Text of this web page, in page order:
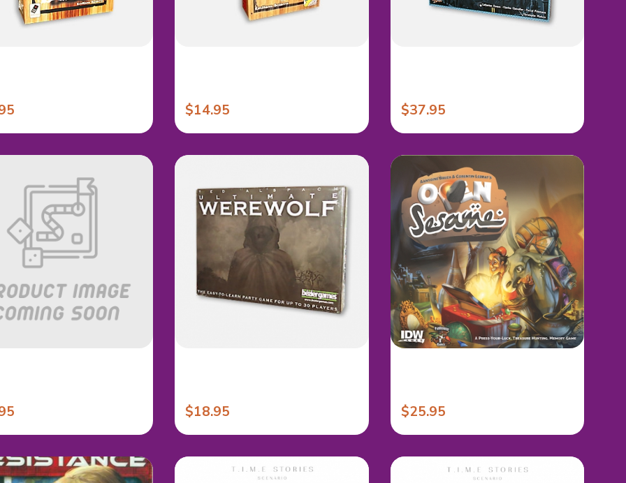
$14.95 $37.95
$18.95 $25.95